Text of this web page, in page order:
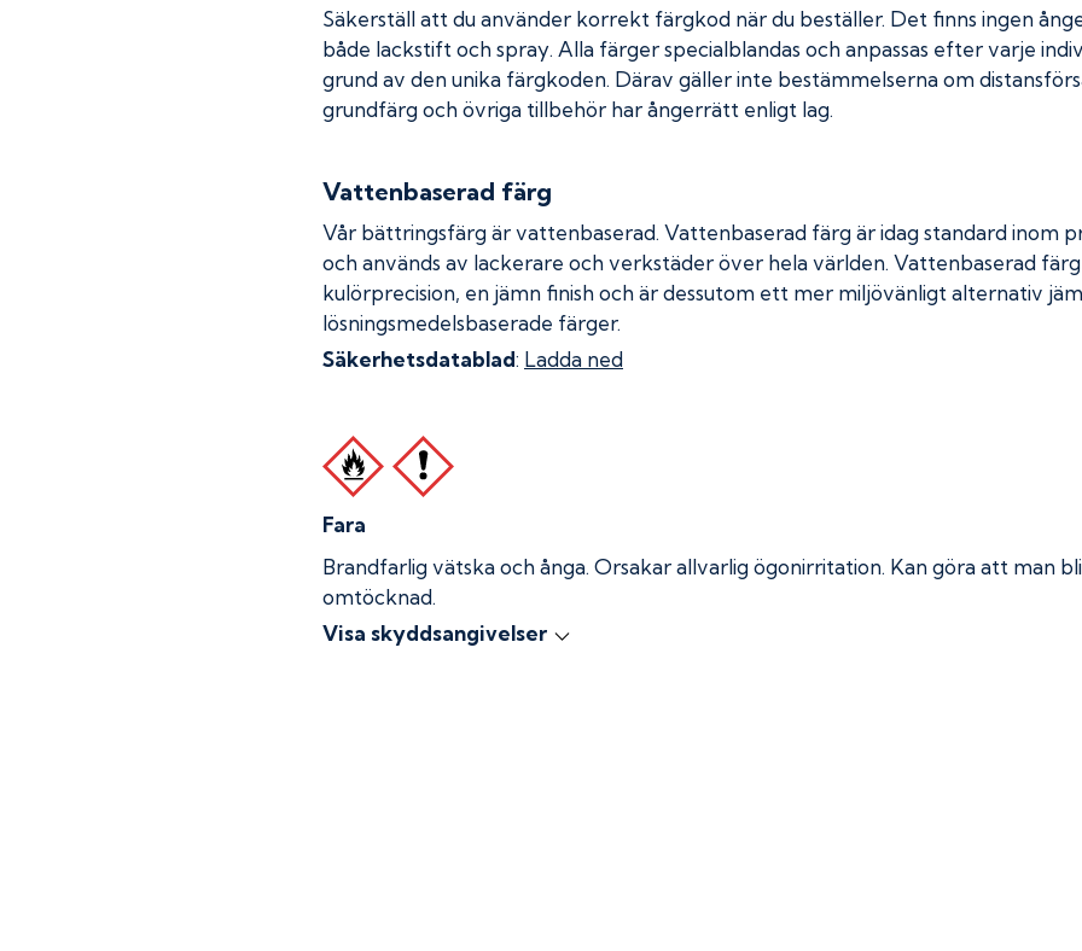
Säkerställ att du använder korrekt färgkod när du beställer. Det finns ingen
både lackstift och spray. Alla färger specialblandas och anpassas efter varje
grund av den unika färgkoden. Därav gäller inte bestämmelserna om
grundfärg och övriga tillbehör har ångerrätt enligt lag.
Vattenbaserad färg
Vår bättringsfärg är vattenbaserad. Vattenbaserad färg är idag standard inom
och används av lackerare och verkstäder över hela världen. Vattenbaserad
kulörprecision, en jämn finish och är dessutom ett mer miljövänligt alternativ
lösningsmedelsbaserade färger.
Säkerhetsdatablad: Ladda ned
Fara
Brandfarlig vätska och ånga. Orsakar allvarlig ögonirritation. Kan göra att man
omtöcknad.
Visa skyddsangivelser